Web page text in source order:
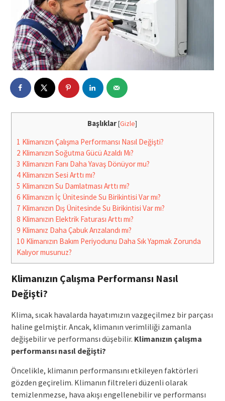
Başlıklar[Gizle]
1 Klimanızın Çalışma Performansı Nasıl Değişti?
2 Klimanızın Soğutma Gücü Azaldı Mı?
3 Klimanızın Fanı Daha Yavaş Dönüyor mu?
4Klimanızın Sesi Arttı mı?
5 Klimanızın Su Damlatması Arttı mı?
6 Klimanızın İç Ünitesinde Su Birikintisi Var mı?
7 Klimanızın Dış Ünitesinde Su Birikintisi Var mı?
8 Klimanızın Elektrik Faturası Arttı mı?
9 Klimanız Daha Çabuk Arızalandı mı?
10 Klimanızın Bakım Periyodunu Daha Sık Yapmak Zorunda
Kalıyor musunuz?
Klimanızın Çalışma Performansı Nasıl
Değişti?
Klima, sıcak havalarda hayatımızın vazgeçilmez bir parçası
haline gelmiştir. Ancak, klimanın verimliliği zamanla
değişebilir ve performansı düşebilir. Klimanızın çalışma
performansı nasıl değişti?
Öncelikle, klimanın performansını etkileyen faktörleri
gözden geçirelim. Klimanın filtreleri düzenli olarak
temizlenmezse, hava akışı engellenebilir ve performansı